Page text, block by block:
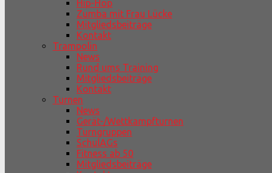
Hip-Hop
Zumba mit Frau Lücke
Mitgliedsbeiträge
Kontakt
Trampolin
News
Rund ums Training
Mitgliedsbeiträge
Kontakt
Turnen
News
Gerät-/Wettkampfturnen
Turngruppen
SchulAGs
Fitness ab 50
Mitgliedsbeiträge